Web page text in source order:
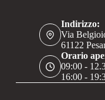
Indirizzo:
Via
61122
Orario
09:00 -
16:00 -